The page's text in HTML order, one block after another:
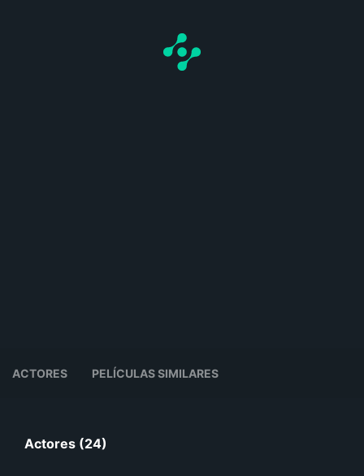
ACTORES PELÍCULAS SIMILARES
Actores (24)